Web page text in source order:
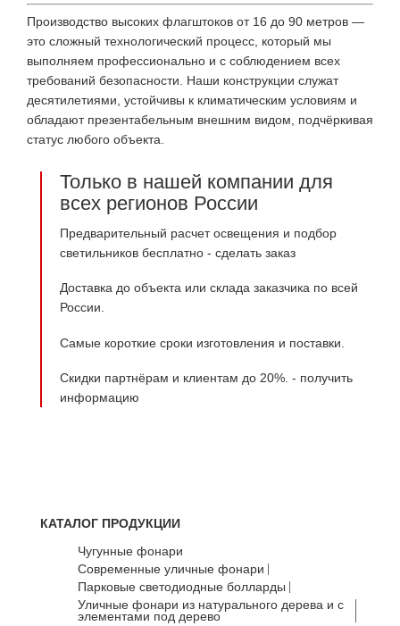
Производство высоких флагштоков от 16 до 90 метров —
это сложный технологический процесс, который мы
выполняем профессионально и с соблюдением всех
требований безопасности. Наши конструкции служат
десятилетиями, устойчивы к климатическим условиям и
обладают презентабельным внешним видом, подчёркивая
статус любого объекта.
Только в нашей компании для
всех регионов России
Предварительный расчет освещения и подбор
светильников бесплатно - сделать заказ
Доставка до объекта или склада заказчика по всей
России.
Самые короткие сроки изготовления и поставки.
Скидки партнёрам и клиентам до 20%. - получить
информацию
КАТАЛОГ ПРОДУКЦИИ
Чугунные фонари
Современные уличные фонари
Парковые светодиодные болларды
Уличные фонари из натурального дерева и с
элементами под дерево